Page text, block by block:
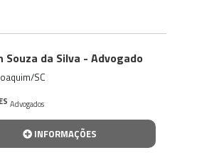
Souza da Silva - Advogado
SC
Advogados
INFORMAÇÕES